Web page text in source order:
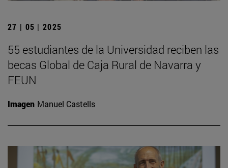
27 | 05 | 2025
55 estudiantes de la Universidad reciben las
becas Global de Caja Rural de Navarra y
FEUN
Imagen Manuel Castells